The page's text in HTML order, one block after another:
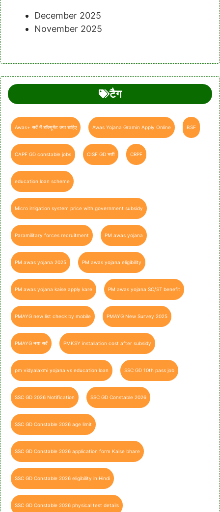
December 2025
November 2025
टैग
Awas+ सर्वे में डॉक्यूमेंट क्या चाहिए Awas Yojana Gramin Apply Online BSF
CAPF GD constable jobs CISF GD भर्ती CRPF
education loan scheme
Micro irrigation system price with government subsidy
Paramilitary forces recruitment PM awas yojana
PM awas yojana 2025 PM awas yojana eligibility
PM awas yojana kaise apply kare PM awas yojana SC/ST benefit
PMAYG new list check by mobile PMAYG New Survey 2025
PMAYG नया सर्वे PMKSY installation cost after subsidy
pm vidyalaxmi yojana vs education loan SSC GD 10th pass job
SSC GD 2026 Notification SSC GD Constable 2026
SSC GD Constable 2026 age limit
SSC GD Constable 2026 application form Kaise bhare
SSC GD Constable 2026 eligibility in Hindi
SSC GD Constable 2026 physical test details